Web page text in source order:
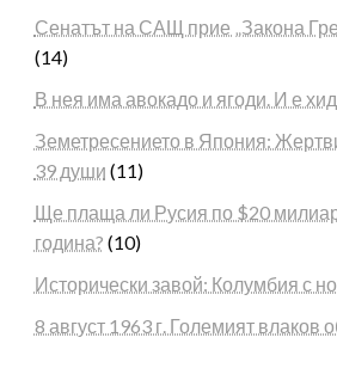
Сенатът на САЩ прие „Закона
(14)
В нея има авокадо и ягоди. И е
Земетресението в Япония:
39 души (11)
Ще плаща ли Русия по $20
година? (10)
Исторически завой: Колумбия с
8 август 1963 г. Големият влаков